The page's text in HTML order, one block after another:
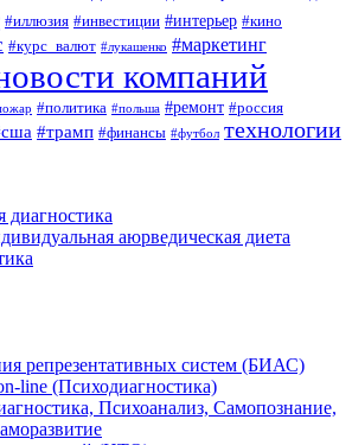
#иллюзия #инвестиции #интерьер #кино
#курс_валют #лукашенко #маркетинг
компаний
#политика #польша #ремонт #россия
#трамп #финансы #футбол технологии
диагностика
аюрведическая диета
репрезентативных систем (БИАС)
line (Психодиагностика)
Психоанализ, Самопознание,